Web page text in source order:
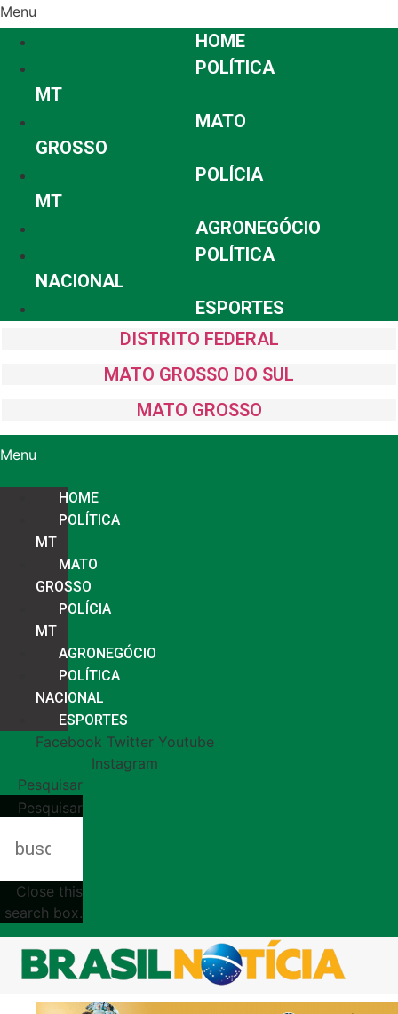
Menu
HOME
POLÍTICA
MT
MATO
GROSSO
POLÍCIA
MT
AGRONEGÓCIO
POLÍTICA
NACIONAL
ESPORTES
DISTRITO FEDERAL
MATO GROSSO DO SUL
MATO GROSSO
Menu
HOME
POLÍTICA
MT
MATO
GROSSO
POLÍCIA
MT
AGRONEGÓCIO
POLÍTICA
NACIONAL
ESPORTES
Facebook Twitter Youtube
Instagram
Pesquisar
Pesquisar
Close this
search box.